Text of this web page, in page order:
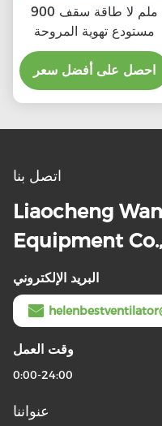
900 ملم لا طاقة سقف
مستودع تهوية المروحة
احصل على أفضل سعر
اتصل بنا
Liaocheng
Equipment
البريد الإلكتروني
وقت العمل
0:00-24:00
عنواننا